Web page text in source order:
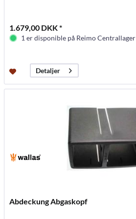
1.679,00 DKK *
1 er disponible på Reimo Centrallager
Detaljer
Abdeckung Abgaskopf